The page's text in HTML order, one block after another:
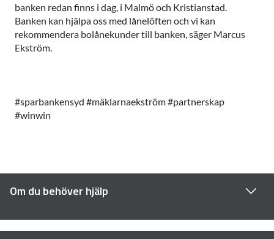
banken redan finns i dag, i Malmö och Kristianstad.
Banken kan hjälpa oss med lånelöften och vi kan
rekommendera bolånekunder till banken, säger Marcus
Ekström.
#sparbankensyd #mäklarnaekström #partnerskap
#winwin
Om du behöver hjälp